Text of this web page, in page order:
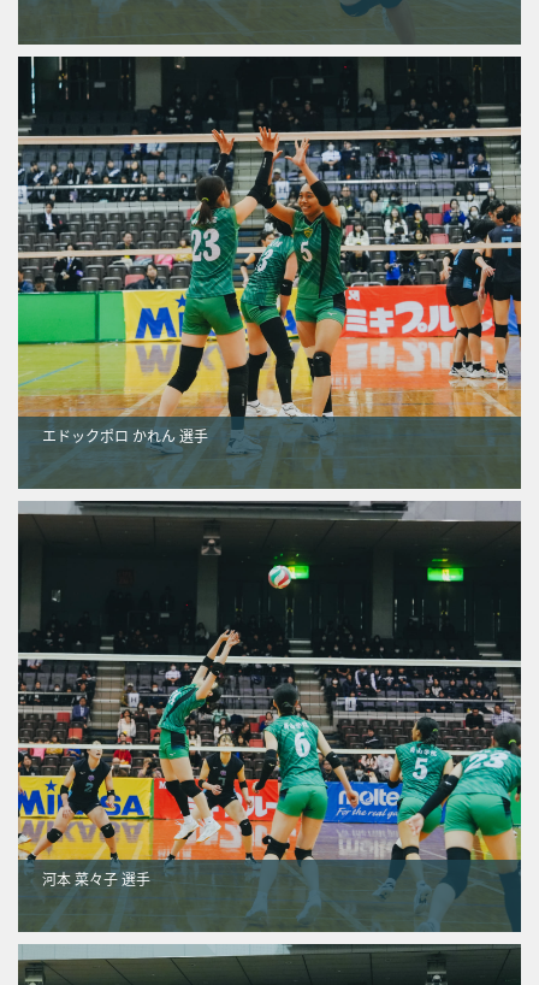
エドックポロ かれん 選手
河本 菜々子 選手